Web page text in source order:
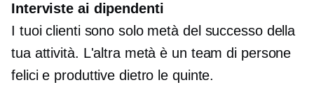
Interviste ai dipendenti
I tuoi clienti sono solo metà del successo della
tua attività. L'altra metà è un team di persone
felici e produttive dietro le quinte.